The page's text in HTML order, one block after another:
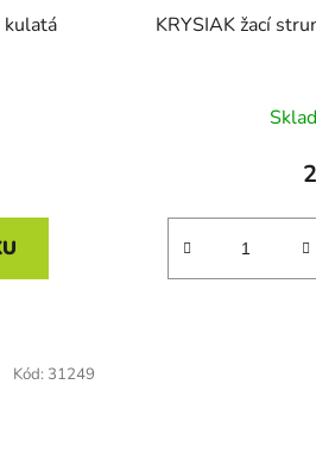
kulatá KRYSIAK žací
Kód: 31249